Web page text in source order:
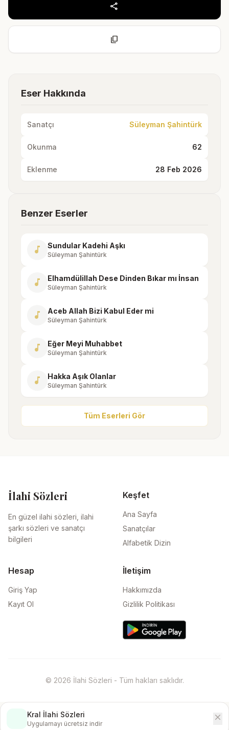
share
content_copy
Eser Hakkında
Sanatçı Süleyman Şahintürk
Okunma 62
Eklenme 28 Feb 2026
Benzer Eserler
music_note Sundular Kadehi Aşkı
Süleyman Şahintürk
music_note Elhamdülillah Dese Dinden Bıkar mı İnsan
Süleyman Şahintürk
music_note Aceb Allah Bizi Kabul Eder mi
Süleyman Şahintürk
music_note Eğer Meyi Muhabbet
Süleyman Şahintürk
music_note Hakka Aşık Olanlar
Süleyman Şahintürk
Tüm Eserleri Gör
İlahi Sözleri
En güzel ilahi sözleri, ilahi
şarkı sözleri ve sanatçı
bilgileri
Keşfet
Ana Sayfa
Sanatçılar
Alfabetik Dizin
Hesap
Giriş Yap
Kayıt Ol
İletişim
Hakkımızda
Gizlilik Politikası
© 2026 İlahi Sözleri - Tüm hakları saklıdır.
Kral İlahi Sözleri
Uygulamayı ücretsiz indir
close